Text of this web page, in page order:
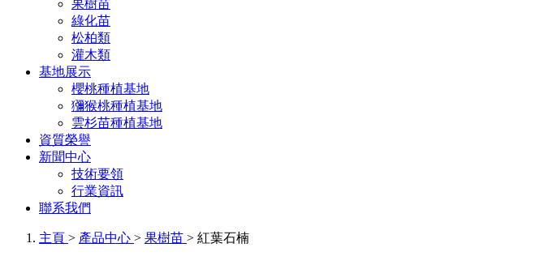
果樹苗
綠化苗
松柏類
灌木類
基地展示
櫻桃種植基地
獼猴桃種植基地
雲杉苗種植基地
資質榮譽
新聞中心
技術要領
行業資訊
聯系我們
主頁 > 產品中心 > 果樹苗 > 紅葉石楠